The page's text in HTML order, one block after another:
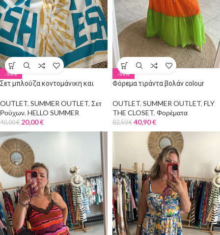
-50%
Σετ μπλούζα κοντομάνικη και
OUTLET, SUMMER OUTLET, Σετ
Ρούχων, HELLO SUMMER
40,00€ 20,00€
-50%
Φόρεμα τιράντα βολάν colour
OUTLET, SUMMER OUTLET, FLY
THE CLOSET, Φορέματα
82,50€ 40,90€